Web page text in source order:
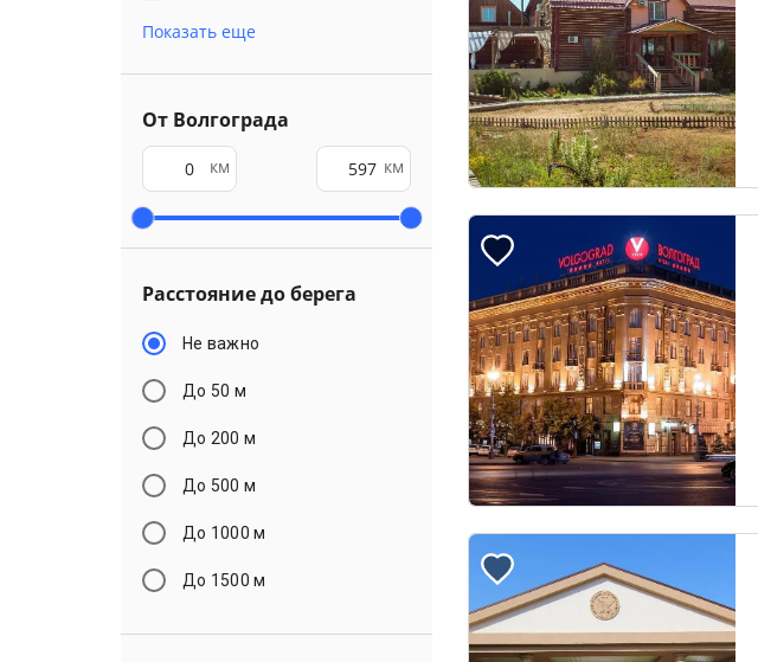
Показать еще
От Волгограда
км км
Расстояние до берега
Не важно
До 50 м
До 200 м
До 500 м
До 1000 м
До 1500 м